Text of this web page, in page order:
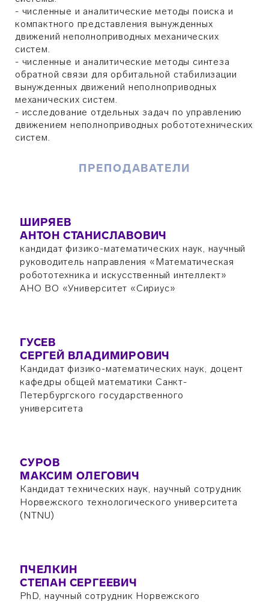
- численные и аналитические методы поиска и
компактного представления вынужденных
движений неполноприводных механических
систем.
- численные и аналитические методы синтеза
обратной связи для орбитальной стабилизации
вынужденных движений неполноприводных
механических систем.
- исследование отдельных задач по управлению
движением неполноприводных робототехнических
систем.
ПРЕПОДАВАТЕЛИ
ШИРЯЕВ
АНТОН СТАНИСЛАВОВИЧ
кандидат физико-математических наук, научный
руководитель направления «Математическая
робототехника и искусственный интеллект»
АНО ВО «Университет «Сириус»
ГУСЕВ
СЕРГЕЙ ВЛАДИМИРОВИЧ
Кандидат физико-математических наук, доцент
кафедры общей математики Санкт-
Петербургского государственного
университета
СУРОВ
МАКСИМ ОЛЕГОВИЧ
Кандидат технических наук, научный сотрудник
Норвежского технологического университета
(NTNU)
ПЧЕЛКИН
СТЕПАН СЕРГЕЕВИЧ
PhD, научный сотрудник Норвежского